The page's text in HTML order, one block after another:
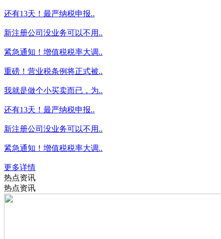
还有13天！最严纳税申报..
新注册公司没业务可以不用..
紧急通知！增值税税率大调..
重磅！营业税条例将正式被..
我就是做个小买卖而已，为..
还有13天！最严纳税申报..
新注册公司没业务可以不用..
紧急通知！增值税税率大调..
更多详情
热点资讯
热点资讯